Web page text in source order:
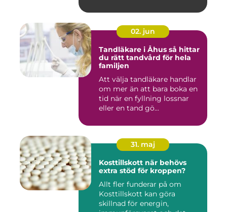
02. jun
Tandläkare i Åhus så hittar
du rätt tandvård för hela
familjen
Att välja tandläkare handlar
om mer än att bara boka en
tid när en fyllning lossnar
eller en tand gö...
31. maj
Kosttillskott när behövs
extra stöd för kroppen?
Allt fler funderar på om
Kosttillskott kan göra
skillnad för energin,